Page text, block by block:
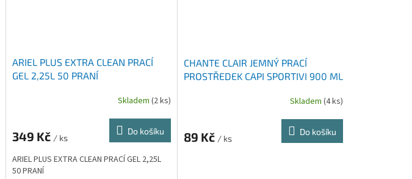
ARIEL PLUS EXTRA CLEAN PRACÍ
GEL 2,25L 50 PRANÍ
Skladem (2 ks)
349 Kč / ks
Do košíku
ARIEL PLUS EXTRA CLEAN PRACÍ GEL 2,25L
50 PRANÍ
CHANTE CLAIR JEMNÝ PRACÍ
PROSTŘEDEK CAPI SPORTIVI 900 ML
Skladem (4 ks)
89 Kč / ks
Do košíku